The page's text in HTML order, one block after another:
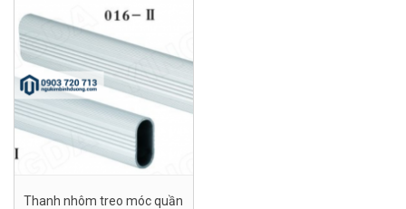
Thanh nhôm treo móc quần